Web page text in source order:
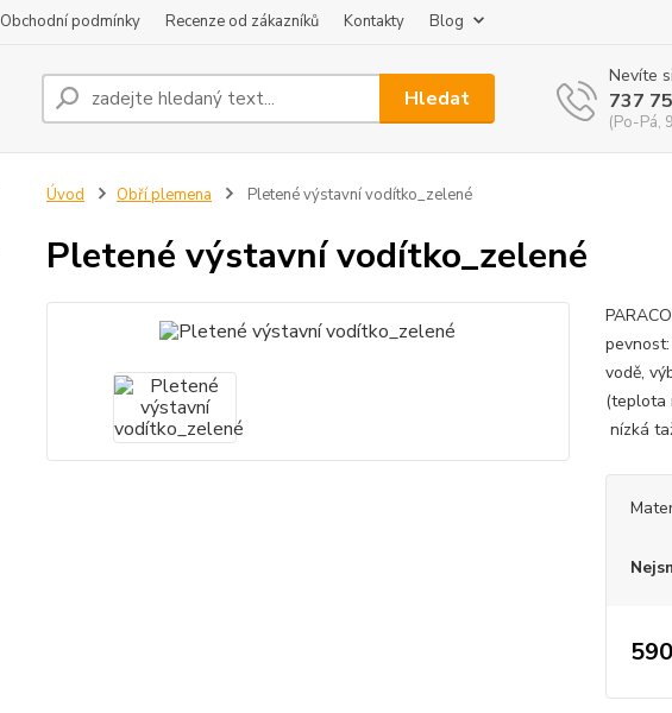
Obchodní podmínky Recenze od zákazníků Kontakty Blog
Hledat
Nevíte
737
(Po-Pá,
Úvod Obří plemena Pletené výstavní vodítko_zelené
Pletené výstavní vodítko_zelené
vodě,
(teplota